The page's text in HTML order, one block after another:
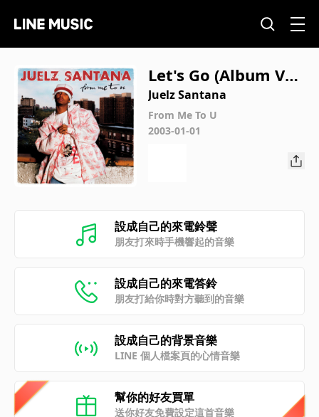
Let's Go (Album Ver
sion (Edited))
Juelz Santana
From Me To U
2003-01-01
設成自己的來電鈴聲
朋友打來時手機響起的音樂
設成自己的來電答鈴
朋友打給你時對方聽到的音樂
設成自己的背景音樂
LINE 個人檔案頁的心情音樂
幫你的好友買單
送你好友免費設定這首音樂